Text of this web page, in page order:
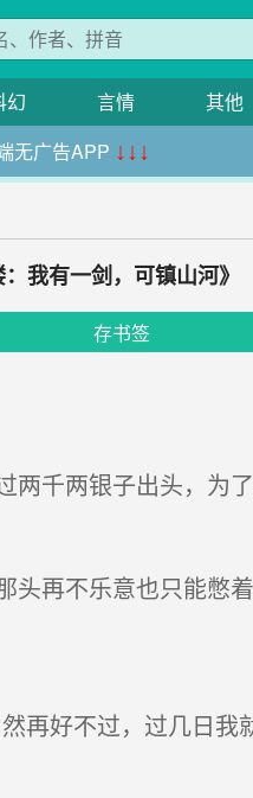
幻 言情 其他
无广告APP ↓↓↓
我有一剑，可镇山河》
存书签
千两银子出头，为
再不乐意也只能憋着
再好不过，过几日我